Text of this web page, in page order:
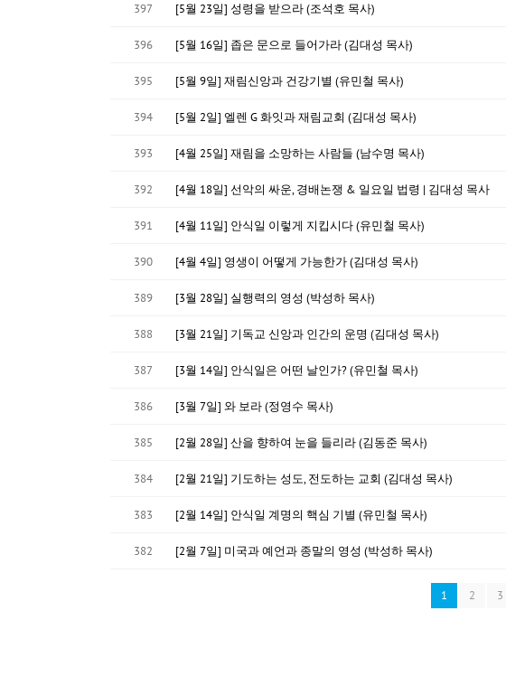
397 [5월 23일] 성령을 받으라 (조석호 목사)
396 [5월 16일] 좁은 문으로 들어가라 (김대성 목사)
395 [5월 9일] 재림신앙과 건강기별 (유민철 목사)
394 [5월 2일] 엘렌 G 화잇과 재림교회 (김대성 목사)
393 [4월 25일] 재림을 소망하는 사람들 (남수명 목사)
392 [4월 18일] 선악의 싸운, 경배논쟁 & 일요일 법령 | 김대성 목사
391 [4월 11일] 안식일 이렇게 지킵시다 (유민철 목사)
390 [4월 4일] 영생이 어떻게 가능한가 (김대성 목사)
389 [3월 28일] 실행력의 영성 (박성하 목사)
388 [3월 21일] 기독교 신앙과 인간의 운명 (김대성 목사)
387 [3월 14일] 안식일은 어떤 날인가? (유민철 목사)
386 [3월 7일] 와 보라 (정영수 목사)
385 [2월 28일] 산을 향하여 눈을 들리라 (김동준 목사)
384 [2월 21일] 기도하는 성도, 전도하는 교회 (김대성 목사)
383 [2월 14일] 안식일 계명의 핵심 기별 (유민철 목사)
382 [2월 7일] 미국과 예언과 종말의 영성 (박성하 목사)
1 2 3